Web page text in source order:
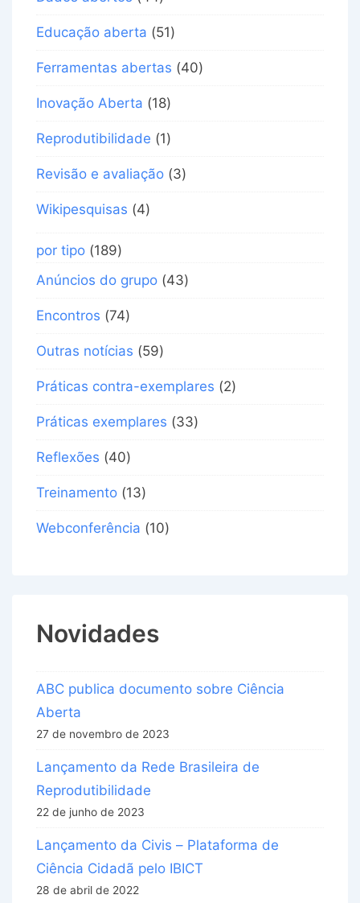
Educação aberta (51)
Ferramentas abertas (40)
Inovação Aberta (18)
Reprodutibilidade (1)
Revisão e avaliação (3)
Wikipesquisas (4)
por tipo (189)
Anúncios do grupo (43)
Encontros (74)
Outras notícias (59)
Práticas contra-exemplares (2)
Práticas exemplares (33)
Reflexões (40)
Treinamento (13)
Webconferência (10)
Novidades
ABC publica documento sobre Ciência
Aberta
27 de novembro de 2023
Lançamento da Rede Brasileira de
Reprodutibilidade
22 de junho de 2023
Lançamento da Civis – Plataforma de
Ciência Cidadã pelo IBICT
28 de abril de 2022